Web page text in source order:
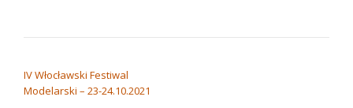
IV Włocławski Festiwal
Modelarski – 23-24.10.2021